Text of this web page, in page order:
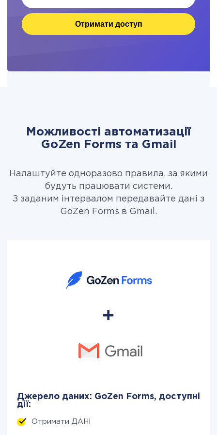
Отримати доступ
Можливості автоматизації
GoZen Forms та Gmail
Налаштуйте одноразово правила, за якими
будуть працювати системи.
З заданим інтервалом передавайте дані з
GoZen Forms в Gmail.
Джерело даних: GoZen Forms, доступні
дії:
Отримати ДАНІ